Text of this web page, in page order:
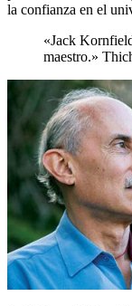
la confianza en el
«Jack
maestro.»